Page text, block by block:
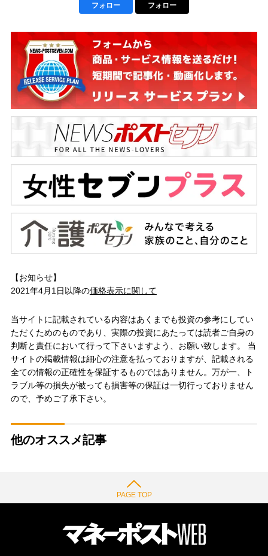
フォロー フォロー
【お知らせ】
2021年4月1日以降の価格表示に関して
当サイトに記載されている内容はあくまでも投資の参考にしてい
ただくためのものであり、実際の投資にあたっては読者ご自身の
判断と責任において行って下さいますよう、お願い致します。 当
サイトの掲載情報は細心の注意を払っておりますが、記載される
全ての情報の正確性を保証するものではありません。万が一、ト
ラブル等の損失が被っても損害等の保証は一切行っておりません
ので、予めご了承下さい。
他のオススメ記事
PAGE TOP